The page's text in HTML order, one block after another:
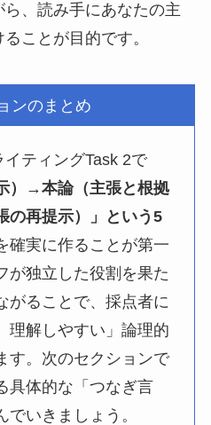
、読み手にあなたの主
ことが目的です。
ンのまとめ
ティングTask 2で
）→本論（主張と根拠
再提示）」という5
確実に作ることが第一
が独立した役割を果た
がることで、採点者に
理解しやすい」論理的
す。次のセクションで
具体的な「つなぎ言
いきましょう。